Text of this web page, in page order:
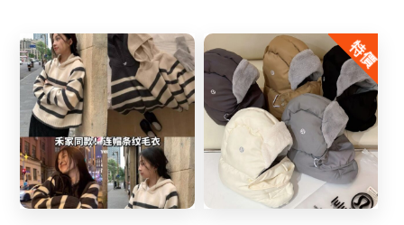
was:
$49.00.
is:
$14.99.
was:
$52.50.
is:
$34.99.
Share
特價
Share